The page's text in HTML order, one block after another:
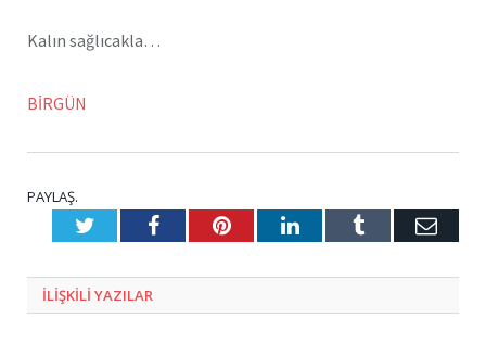
Kalın sağlıcakla…
BİRGÜN
PAYLAŞ.
TwitterFacebookPinterestLinkedInTumblr E-
ILIŞKILI YAZILAR